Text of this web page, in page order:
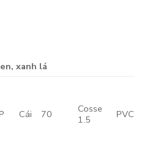
xanh lá
Cái 70
Cosse
1.5
PVC